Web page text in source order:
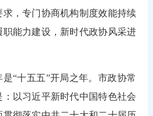
，专门协商机构制度效能持续
能力建设，新时代政协风采进
是“十五五”开局之年。市政协常
以习近平新时代中国特色社会